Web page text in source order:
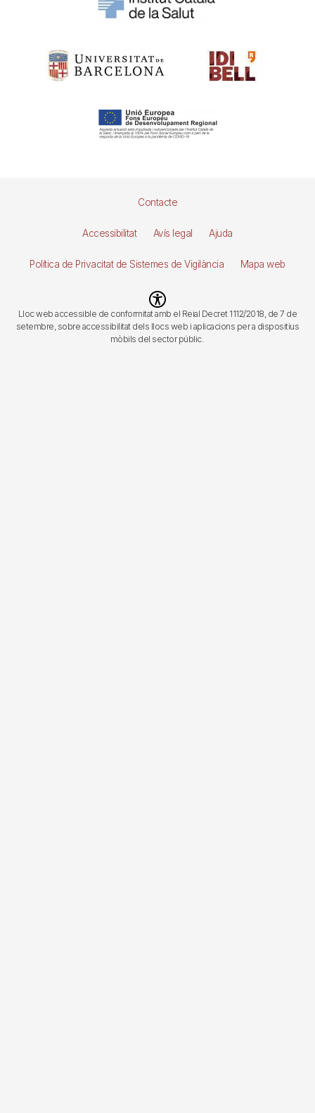
Contacte
Accessibilitat Avís legal Ajuda
Política de Privacitat de Sistemes de Vigilància Mapa web
Imagen
Lloc web accessible de conformitat amb el Reial Decret 1112/2018, de 7 de
setembre, sobre accessibilitat dels llocs web i aplicacions per a dispositius
mòbils del sector públic.